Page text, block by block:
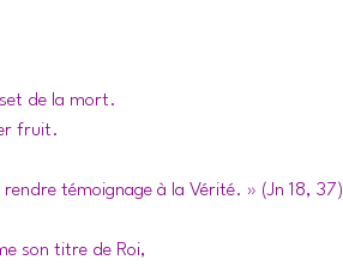
de la mort.
fruit.
témoignage à la Vérité. » (Jn 18, 37)
son titre de Roi,